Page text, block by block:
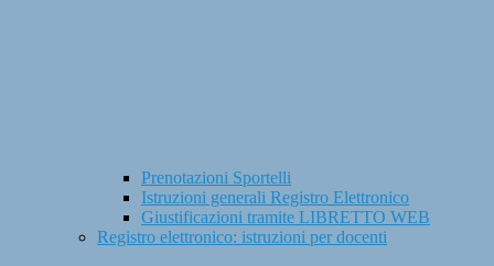
Prenotazioni Sportelli
Istruzioni generali Registro Elettronico
Giustificazioni tramite LIBRETTO WEB
Registro elettronico: istruzioni per docenti